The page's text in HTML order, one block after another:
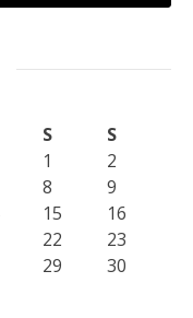
S
S
1
2
8
9
15
16
22
23
29
30